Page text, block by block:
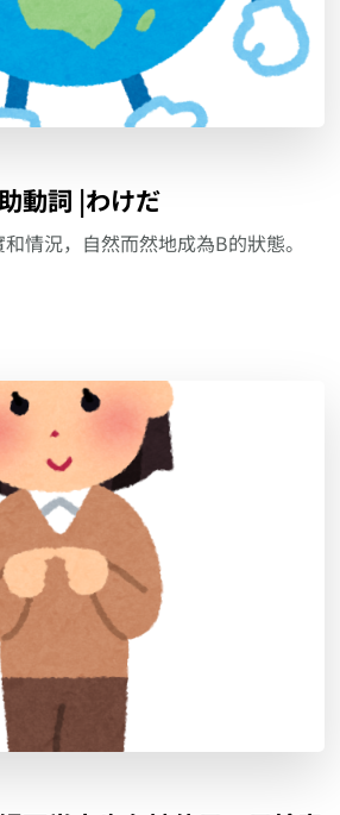
動詞 |わけだ
情況，自然而然地成為B的狀態。